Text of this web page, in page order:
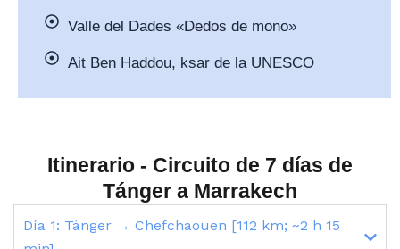
Valle del Dades «Dedos de mono»
Ait Ben Haddou, ksar de la UNESCO
Itinerario - Circuito de 7 días de
Tánger a Marrakech
Día 1: Tánger → Chefchaouen [112 km; ~2 h 15